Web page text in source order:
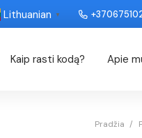
Lithuanian ▼
Kaip rasti kodą? Apie
Pradžia /